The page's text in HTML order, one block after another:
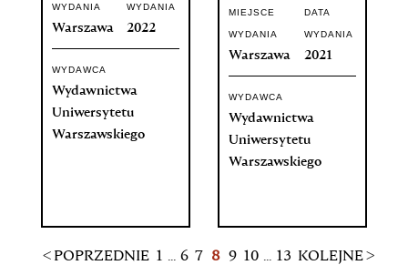
WYDANIA
Warszawa
WYDANIA
2022
WYDAWCA
Wydawnictwa
Uniwersytetu
Warszawskiego
MIEJSCE
WYDANIA
Warszawa
DATA
WYDANIA
2021
WYDAWCA
Wydawnictwa
Uniwersytetu
Warszawskiego
< POPRZEDNIE 1 ... 6 7 8 9 10 ... 13 KOLEJNE >